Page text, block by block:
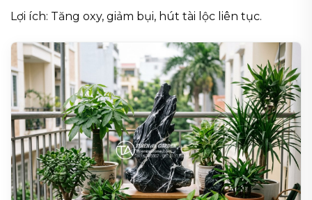
Lợi ích: Tăng oxy, giảm bụi, hút tài lộc liên tục.